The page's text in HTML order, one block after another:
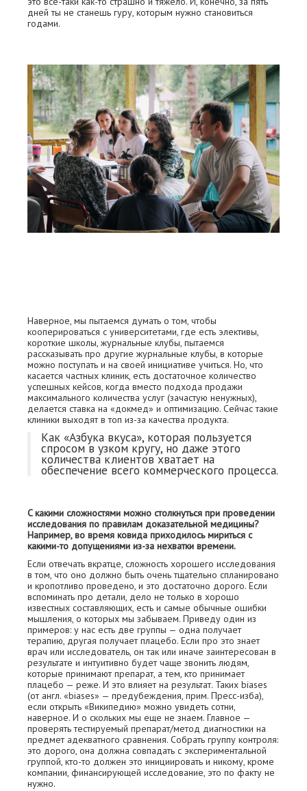
дней ты не станешь гуру, которым нужно становиться
годами.
Наверное, мы пытаемся думать о том, чтобы
кооперироваться с университетами, где есть элективы,
короткие школы, журнальные клубы, пытаемся
рассказывать про другие журнальные клубы, в которые
можно поступать и на своей инициативе учиться. Но, что
касается частных клиник, есть достаточное количество
успешных кейсов, когда вместо подхода продажи
максимального количества услуг (зачастую ненужных),
делается ставка на «докмед» и оптимизацию. Сейчас такие
клиники выходят в топ из-за качества продукта.
Как «Азбука вкуса», которая пользуется
спросом в узком кругу, но даже этого
количества клиентов хватает на
обеспечение всего коммерческого процесса.
C какими сложностями можно столкнуться при проведении
исследования по правилам доказательной медицины?
Например, во время ковида приходилось мириться с
какими-то допущениями из-за нехватки времени.
Если отвечать вкратце, сложность хорошего исследования
в том, что оно должно быть очень тщательно спланировано
и кропотливо проведено, и это достаточно дорого. Если
вспоминать про детали, дело не только в хорошо
известных составляющих, есть и самые обычные ошибки
мышления, о которых мы забываем. Приведу один из
примеров: у нас есть две группы — одна получает
терапию, другая получает плацебо. Если про это знает
врач или исследователь, он так или иначе заинтересован в
результате и интуитивно будет чаще звонить людям,
которые принимают препарат, а тем, кто принимает
плацебо — реже. И это влияет на результат. Таких biases
(от англ. «biases» — предубеждения, прим. Пресс-изба),
если открыть «Википедию» можно увидеть сотни,
наверное. И о скольких мы еще не знаем. Главное —
проверять тестируемый препарат/метод диагностики на
предмет адекватного сравнения. Собрать группу контроля:
это дорого, она должна совпадать с экспериментальной
группой, кто-то должен это инициировать и никому, кроме
компании, финансирующей исследование, это по факту не
нужно.